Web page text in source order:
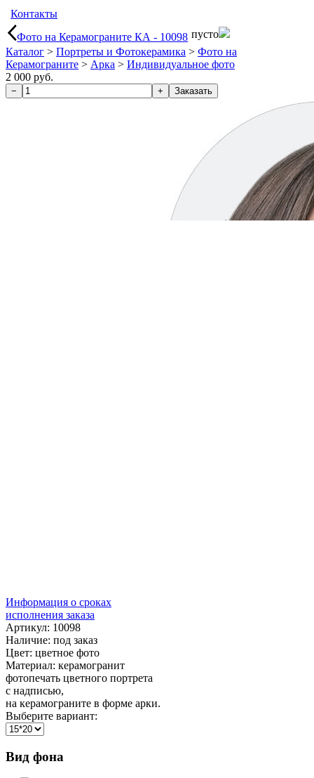
Контакты
Фото на Керамограните КА - 10098 пусто
Каталог > Портреты и Фотокерамика > Фото на
Керамограните > Арка > Индивидуальное фото
2 000 руб.
Информация о сроках
исполнения заказа
Артикул: 10098
Наличие: под заказ
Цвет: цветное фото
Материал: керамогранит
фотопечать цветного портрета
с надписью,
на керамограните в форме арки.
Выберите вариант:
Вид фона